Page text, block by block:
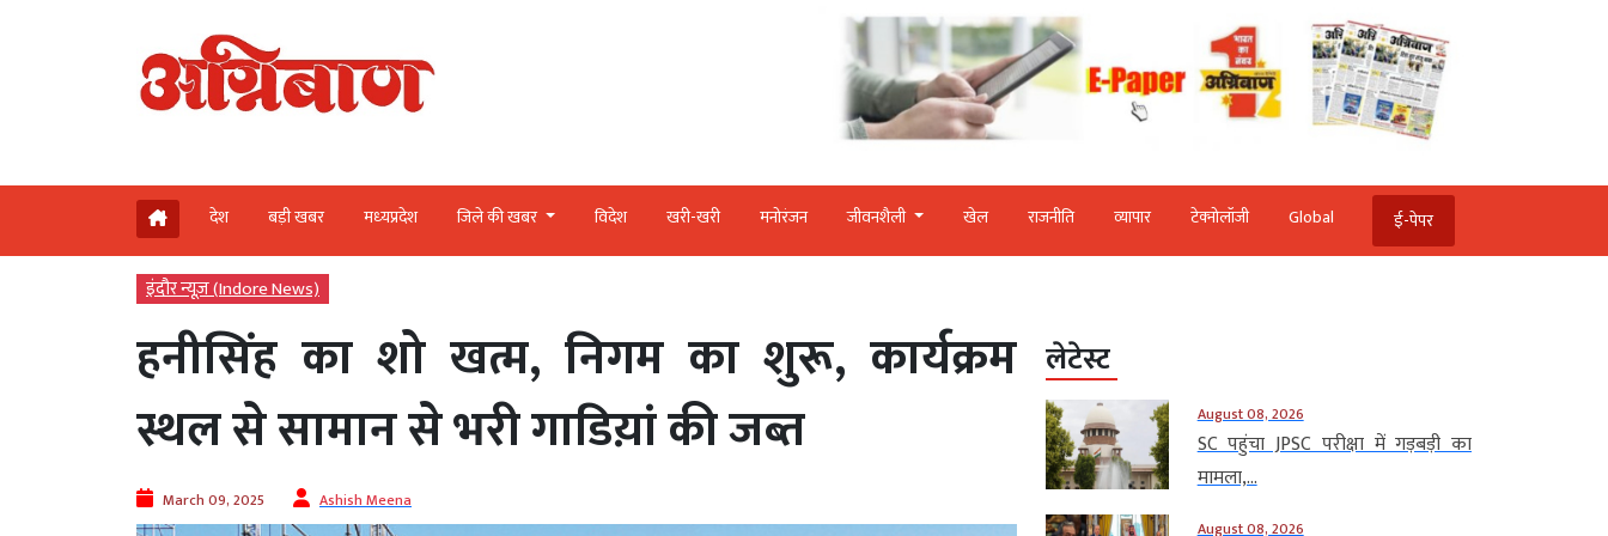
देश बड़ी खबर मध्‍यप्रदेश जिले की खबर विदेश खरी-खरी मनोरंजन जीवनशैली खेल राजनीति व्‍यापार टेक्‍नोलॉजी Global ई-पेपर
इंदौर न्यूज़ (Indore News)
हनीसिंह का शो खत्म, निगम का शुरू, कार्यक्रम
स्थल से सामान से भरी गाडिय़ां की जब्त
March 09, 2025 Ashish Meena
लेटेस्ट
August 08, 2026
SC पहुंचा JPSC परीक्षा में गड़बड़ी का
मामला,...
August 08, 2026